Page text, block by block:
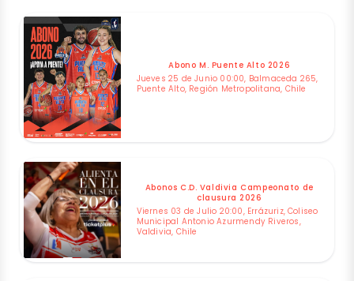
Abono M. Puente Alto 2026
Jueves 25 de Junio 00:00, Balmaceda 265,
Puente Alto, Región Metropolitana, Chile
Abonos C.D. Valdivia Campeonato de
clausura 2026
Viernes 03 de Julio 20:00, Errázuriz, Coliseo
Municipal Antonio Azurmendy Riveros,
Valdivia, Chile